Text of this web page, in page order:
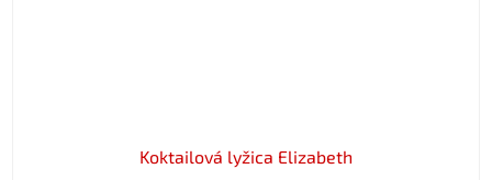
Koktailová lyžica Elizabeth